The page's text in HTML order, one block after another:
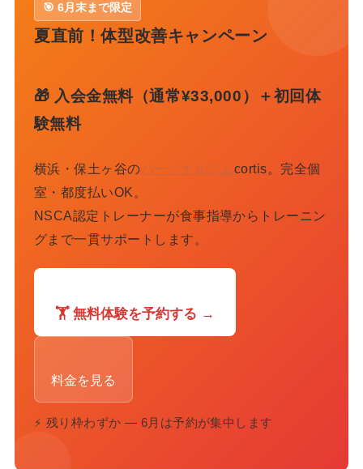
🎯 6月末まで限定
夏直前！体型改善キャンペーン
🎁 入会金無料（通常¥33,000）＋初回体
験無料
横浜・保土ヶ谷のパーソナルジムcortis。完全個
室・都度払いOK。
NSCA認定トレーナーが食事指導からトレーニン
グまで一貫サポートします。
🏋️ 無料体験を予約する →
料金を見る
⚡ 残り枠わずか — 6月は予約が集中します